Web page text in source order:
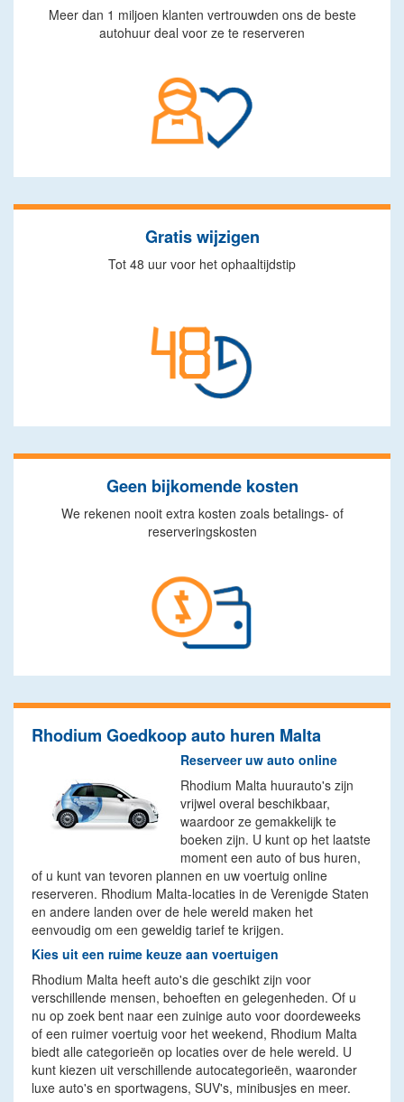
Meer dan 1 miljoen klanten vertrouwden ons de beste
autohuur deal voor ze te reserveren
Gratis wijzigen
Tot 48 uur voor het ophaaltijdstip
Geen bijkomende kosten
We rekenen nooit extra kosten zoals betalings- of
reserveringskosten
Rhodium Goedkoop auto huren Malta
Reserveer uw auto online
Rhodium Malta huurauto's zijn
vrijwel overal beschikbaar,
waardoor ze gemakkelijk te
boeken zijn. U kunt op het laatste
moment een auto of bus huren,
of u kunt van tevoren plannen en uw voertuig online
reserveren. Rhodium Malta-locaties in de Verenigde Staten
en andere landen over de hele wereld maken het
eenvoudig om een geweldig tarief te krijgen.
Kies uit een ruime keuze aan voertuigen
Rhodium Malta heeft auto's die geschikt zijn voor
verschillende mensen, behoeften en gelegenheden. Of u
nu op zoek bent naar een zuinige auto voor doordeweeks
of een ruimer voertuig voor het weekend, Rhodium Malta
biedt alle categorieën op locaties over de hele wereld. U
kunt kiezen uit verschillende autocategorieën, waaronder
luxe auto's en sportwagens, SUV's, minibusjes en meer.